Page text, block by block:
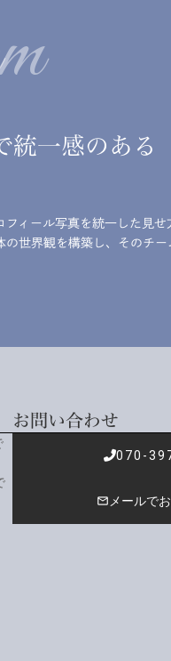
統一感のある
ィール写真を統一した見
の世界観を構築し、そのチ
お問い合わせ
070-
mail_outline メールで